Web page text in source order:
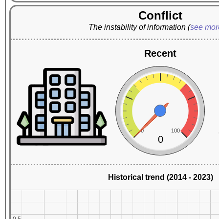
Conflict
The instability of information (see
Recent
0 100
0
Historical trend (2014 - 2023)